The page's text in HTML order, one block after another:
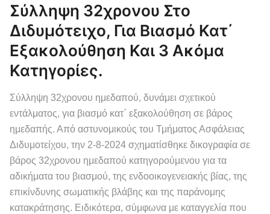
Σύλληψη 32χρονου Στο
Διδυμότειχο, Για Βιασμό Κατ΄
Εξακολούθηση Και 3 Ακόμα
Κατηγορίες.
Σύλληψη 32χρονου ημεδαπού, δυνάμει σχετικού
εντάλματος, για βιασμό κατ΄ εξακολούθηση σε βάρος
ημεδαπής. Από αστυνομικούς του Τμήματος Ασφάλειας
Διδυμοτείχου, την 2-8-2024 σχηματίσθηκε δικογραφία σε
βάρος 32χρονου ημεδαπού κατηγορούμενου για τα
αδικήματα του βιασμού, της ενδοοικογενειακής βίας, της
επικίνδυνης σωματικής βλάβης και της παράνομης
κατακράτησης. Ειδικότερα, σύμφωνα με καταγγελία που